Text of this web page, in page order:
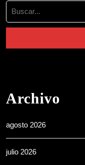
Buscar:
Archivo
agosto 2026
julio 2026